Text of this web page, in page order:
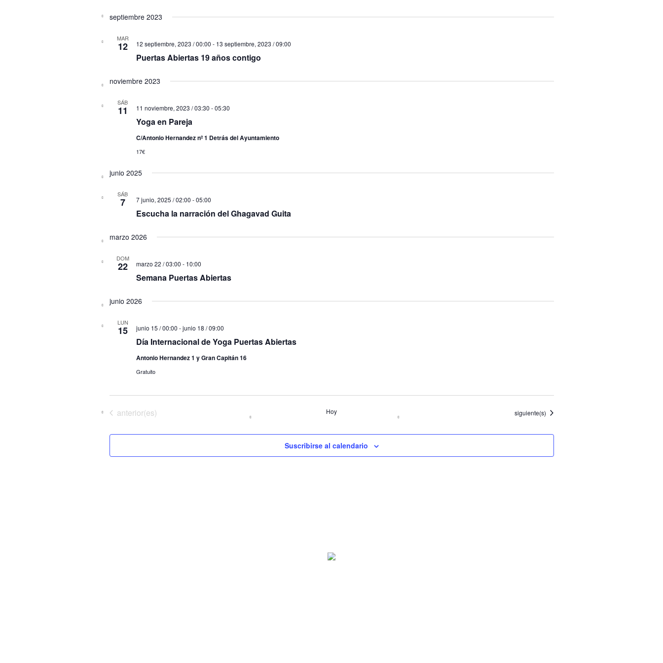
vistas
vistas
la
septiembre 2023
MAR
12
Puertas Abiertas 19 años contigo
12 septiembre, 2023 / 00:00 - 13 septiembre, 2023 / 09:00
noviembre 2023
SÁB
11
Yoga en Pareja
11 noviembre, 2023 / 03:30 -05:30
C/Antonio Hernandez nº 1 Detrás del Ayuntamiento
17€
junio 2025
SÁB
7
Escucha la narración del Ghagavad Guita
7 junio, 2025 / 02:00 -05:00
marzo 2026
DOM
22
Semana Puertas Abiertas
marzo 22 / 03:00 - 10:00
junio 2026
LUN
15
Día Internacional de Yoga Puertas Abiertas
junio 15 / 00:00 -junio 18 / 09:00
Antonio Hernandez 1 y Gran Capitán 16
Gratuito
Eventos
anterior(es) Hoy Eventos
siguiente(s)
Suscribirse al calendario